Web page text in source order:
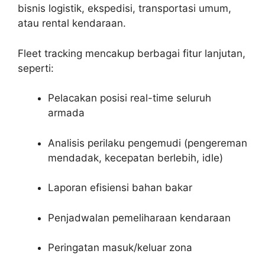
bisnis logistik, ekspedisi, transportasi umum,
atau rental kendaraan.
Fleet tracking mencakup berbagai fitur lanjutan,
seperti:
Pelacakan posisi real-time seluruh
armada
Analisis perilaku pengemudi (pengereman
mendadak, kecepatan berlebih, idle)
Laporan efisiensi bahan bakar
Penjadwalan pemeliharaan kendaraan
Peringatan masuk/keluar zona